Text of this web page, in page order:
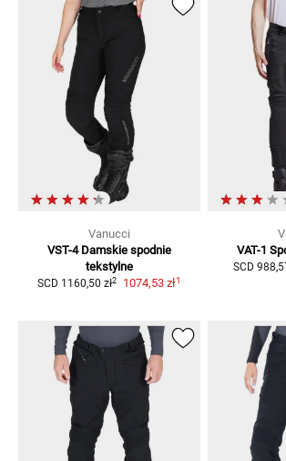
Vanucci
VST-4 Damskie spodnie
tekstylne
SCD 1160,50 zł2 1074,53 zł1
VAT-1
SCD